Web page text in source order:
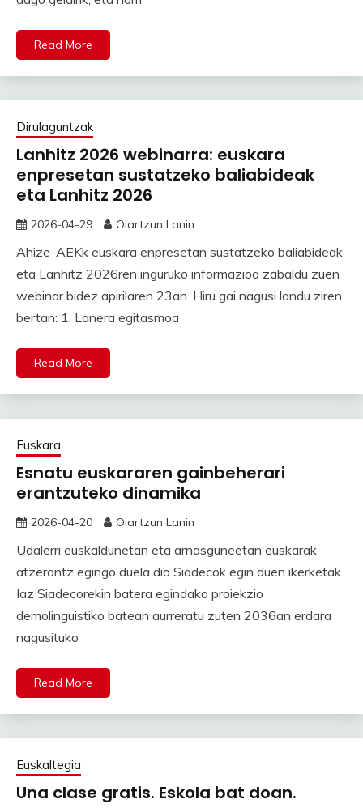
Read More
Dirulaguntzak
Lanhitz 2026 webinarra: euskara
enpresetan sustatzeko baliabideak
eta Lanhitz 2026
2026-04-29 Oiartzun Lanin
Ahize-AEKk euskara enpresetan sustatzeko baliabideak
eta Lanhitz 2026ren inguruko informazioa zabaldu zuen
webinar bidez apirilaren 23an. Hiru gai nagusi landu ziren
bertan: 1. Lanera egitasmoa
Read More
Euskara
Esnatu euskararen gainbeherari
erantzuteko dinamika
2026-04-20 Oiartzun Lanin
Udalerri euskaldunetan eta arnasguneetan euskarak
atzerantz egingo duela dio Siadecok egin duen ikerketak.
Iaz Siadecorekin batera egindako proiekzio
demolinguistiko batean aurreratu zuten 2036an erdara
nagusituko
Read More
Euskaltegia
Una clase gratis. Eskola bat doan.